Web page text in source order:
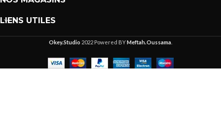
LIENS UTILES
Okey.Studio 2022 Powered BYMeftah.Oussama